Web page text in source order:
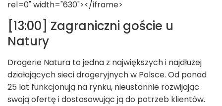
rel=0" width="630"></iframe>
[13:00] Zagraniczni goście u
Natury
Drogerie Natura to jedna z największych i najdłużej
działających sieci drogeryjnych w Polsce. Od ponad
25 lat funkcjonują na rynku, nieustannie rozwijając
swoją ofertę i dostosowując ją do potrzeb klientów.